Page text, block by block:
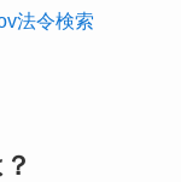
法令検索